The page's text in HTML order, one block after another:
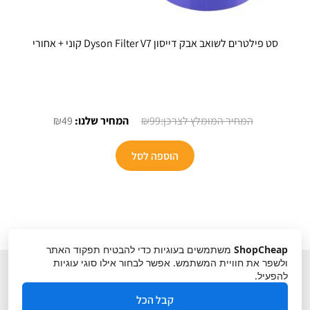
סט פילטרים לשואב אבק דייסון Dyson Filter V7 קוני + אחורי
₪99
המחיר
המקורי
היה:
₪99.
₪49 המחיר
הוספה לסל
ShopCheap משתמשים בעוגיות כדי להבטיח תפקוד האתר
ולשפר את חוויית המשתמש. אפשר לבחור אילו סוגי עוגיות
להפעיל.
קבל הכל